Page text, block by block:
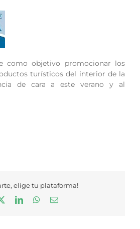
como objetivo promocionar los
turísticos del interior de la
de cara a este verano y al
elige tu plataforma!
LinkedInWhatsApp
Correo